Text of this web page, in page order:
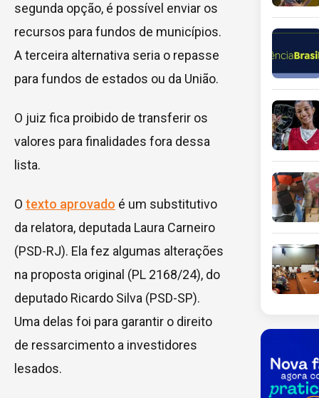
segunda opção, é possível enviar os
recursos para fundos de municípios.
A terceira alternativa seria o repasse
para fundos de estados ou da União.
O juiz fica proibido de transferir os
valores para finalidades fora dessa
lista.
O texto aprovado é um substitutivo
da relatora, deputada Laura Carneiro
(PSD-RJ). Ela fez algumas alterações
na proposta original (PL 2168/24), do
deputado Ricardo Silva (PSD-SP).
Uma delas foi para garantir o direito
de ressarcimento a investidores
lesados.